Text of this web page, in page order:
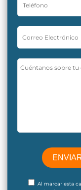
Al marcar esta